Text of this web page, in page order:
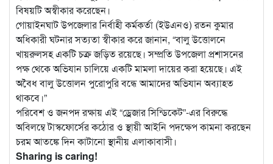
বিষয়টি অস্বীকার করেছেন।
গোয়াইনঘাট উপজেলার নির্বাহী কর্মকর্তা (ইউএনও) রতন কুমার
অধিকারী ঘটনার সত্যতা স্বীকার করে জানান, “বালু উত্তোলনে
খায়রুলসহ একটি চক্র জড়িত রয়েছে। সম্প্রতি উপজেলা প্রশাসনের
পক্ষ থেকে অভিযান চালিয়ে একটি মামলা দায়ের করা হয়েছে। এই
অবৈধ বালু উত্তোলন পুরোপুরি বন্ধে আমাদের অভিযান অব্যাহত
থাকবে।”
পরিবেশ ও জনপদ রক্ষায় এই “ড্রেজার সিন্ডিকেট”-এর বিরুদ্ধে
অবিলম্বে টাস্কফোর্সের কঠোর ও স্থায়ী আইনি পদক্ষেপ কামনা করছেন
চরম আতঙ্কে দিন কাটানো স্থানীয় এলাকাবাসী।
Sharing is caring!